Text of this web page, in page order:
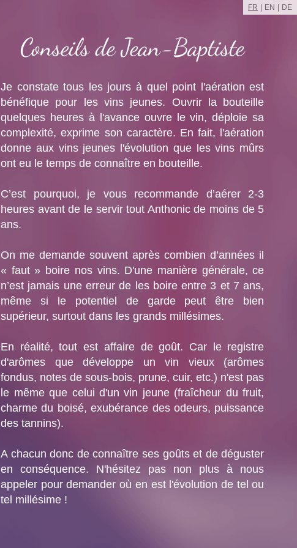
Conseils de Jean-Baptiste
Je constate tous les jours à quel point l'aération est
bénéfique pour les vins jeunes. Ouvrir la bouteille
quelques heures à l'avance ouvre le vin, déploie sa
complexité, exprime son caractère. En fait, l'aération
donne aux vins jeunes l'évolution que les vins mûrs
ont eu le temps de connaître en bouteille.
C’est pourquoi, je vous recommande d’aérer 2-3
heures avant de le servir tout Anthonic de moins de 5
ans.
On me demande souvent après combien d’années il
« faut » boire nos vins. D'une manière générale, ce
n’est jamais une erreur de les boire entre 3 et 7 ans,
même si le potentiel de garde peut être bien
supérieur, surtout dans les grands millésimes.
En réalité, tout est affaire de goût. Car le registre
d'arômes que développe un vin vieux (arômes
fondus, notes de sous-bois, prune, cuir, etc.) n'est pas
le même que celui d'un vin jeune (fraîcheur du fruit,
charme du boisé, exubérance des odeurs, puissance
des tannins).
A chacun donc de connaître ses goûts et de déguster
en conséquence. N'hésitez pas non plus à nous
appeler pour demander où en est l'évolution de tel ou
tel millésime !
FR EN DE